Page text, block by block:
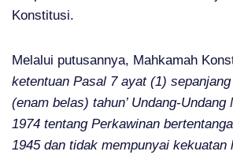
Konstitusi.
Melalui putusannya, Mahkamah
ketentuan Pasal 7 ayat (1) sepanjang
(enam belas) tahun’ Undang-Undang
1974 tentang Perkawinan
1945 dan tidak mempunyai kekuatan